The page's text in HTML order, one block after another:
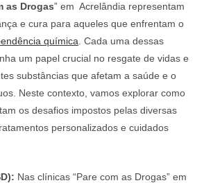
as Drogas” em Acrelândia representam
e cura para aqueles que enfrentam o
química . Cada uma dessas
um papel crucial no resgate de vidas e
substâncias que afetam a saúde e o
Neste contexto, vamos explorar como
os desafios impostos pelas diversas
personalizados e cuidados
Nas clínicas “Pare com as Drogas” em